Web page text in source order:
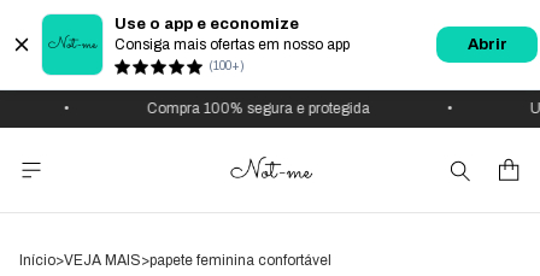
Use o app e economize
Consiga mais ofertas em nosso app
(100+)
Abrir
Compra 100% segura e protegida
Início>VEJA MAIS>papete feminina confortável